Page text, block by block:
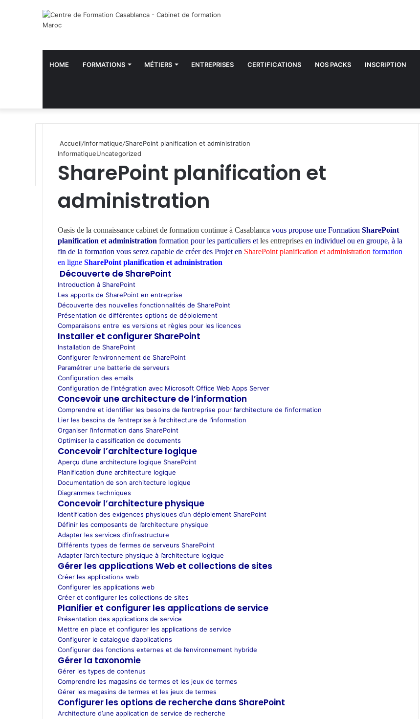
HOME FORMATIONS MÉTIERS ENTREPRISES CERTIFICATIONS NOS PACKS INSCRIPTION
Accueil/Informatique/SharePoint planification et administration
InformatiqueUncategorized
SharePoint planification et
administration
h
a
t
s
A
p
p
Oasis de la connaissance cabinet de formation continue à Casablanca vous propose une Formation SharePoint
planification et administration formation pour les particuliers et les entreprises en individuel ou en groupe, à la
fin de la formation vous serez capable de créer des Projet en SharePoint planification et administration formation
en ligne SharePoint planification et administration
Découverte de SharePoint
Introduction à SharePoint
Les apports de SharePoint en entreprise
Découverte des nouvelles fonctionnalités de SharePoint
Présentation de différentes options de déploiement
Comparaisons entre les versions et règles pour les licences
Installer et configurer SharePoint
Installation de SharePoint
Configurer l’environnement de SharePoint
Paramétrer une batterie de serveurs
Configuration des emails
Configuration de l’intégration avec Microsoft Office Web Apps Server
Concevoir une architecture de l’information
Comprendre et identifier les besoins de l’entreprise pour l’architecture de l’information
Lier les besoins de l’entreprise à l’architecture de l’information
Organiser l’information dans SharePoint
Optimiser la classification de documents
Concevoir l’architecture logique
Aperçu d’une architecture logique SharePoint
Planification d’une architecture logique
Documentation de son architecture logique
Diagrammes techniques
Concevoir l’architecture physique
Identification des exigences physiques d’un déploiement SharePoint
Définir les composants de l’architecture physique
Adapter les services d’infrastructure
Différents types de fermes de serveurs SharePoint
Adapter l’architecture physique à l’architecture logique
Gérer les applications Web et collections de sites
Créer les applications web
Configurer les applications web
Créer et configurer les collections de sites
Planifier et configurer les applications de service
Présentation des applications de service
Mettre en place et configurer les applications de service
Configurer le catalogue d’applications
Configurer des fonctions externes et de l’environnement hybride
Gérer la taxonomie
Gérer les types de contenus
Comprendre les magasins de termes et les jeux de termes
Gérer les magasins de termes et les jeux de termes
Configurer les options de recherche dans SharePoint
Architecture d’une application de service de recherche